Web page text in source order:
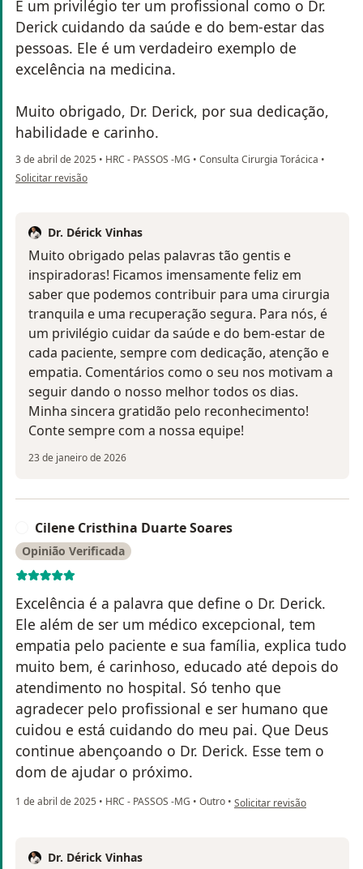
É um privilégio ter um profissional como o Dr.
Derick cuidando da saúde e do bem-estar das
pessoas. Ele é um verdadeiro exemplo de
excelência na medicina.
Muito obrigado, Dr. Derick, por sua dedicação,
habilidade e carinho.
3 de abril de 2025 • HRC - PASSOS -MG • Consulta Cirurgia Torácica •
na opinião do utilizador Márcio Borges da Rocha
Solicitar revisão
Dr. Dérick Vinhas
Muito obrigado pelas palavras tão gentis e
inspiradoras! Ficamos imensamente feliz em
saber que podemos contribuir para uma cirurgia
tranquila e uma recuperação segura. Para nós, é
um privilégio cuidar da saúde e do bem-estar de
cada paciente, sempre com dedicação, atenção e
empatia. Comentários como o seu nos motivam a
seguir dando o nosso melhor todos os dias.
Minha sincera gratidão pelo reconhecimento!
Conte sempre com a nossa equipe!
23 de janeiro de 2026
Cilene Cristhina Duarte Soares
Opinião Verificada
Excelência é a palavra que define o Dr. Derick.
Ele além de ser um médico excepcional, tem
empatia pelo paciente e sua família, explica tudo
muito bem, é carinhoso, educado até depois do
atendimento no hospital. Só tenho que
agradecer pelo profissional e ser humano que
cuidou e está cuidando do meu pai. Que Deus
continue abençoando o Dr. Derick. Esse tem o
dom de ajudar o próximo.
1 de abril de 2025 • HRC - PASSOS -MG • Outro • na opinião do utilizador
Solicitar revisão
Dr. Dérick Vinhas